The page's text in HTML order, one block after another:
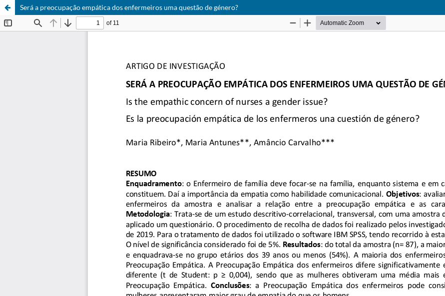
Será a preocupação empática dos enfermeiros uma questão de género?